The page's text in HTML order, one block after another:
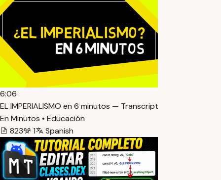
6:06
EL IMPERIALISMO en 6 minutos — Transcript
En Minutos • Educación
823
1 Spanish